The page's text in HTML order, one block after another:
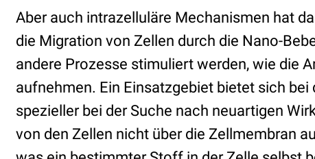
Aber auch intrazelluläre Mechanismen hat
die Migration von Zellen durch die Nano-
andere Prozesse stimuliert werden, wie die
aufnehmen. Ein Einsatzgebiet bietet sich
spezieller bei der Suche nach neuartigen
von den Zellen nicht über die Zellmembran